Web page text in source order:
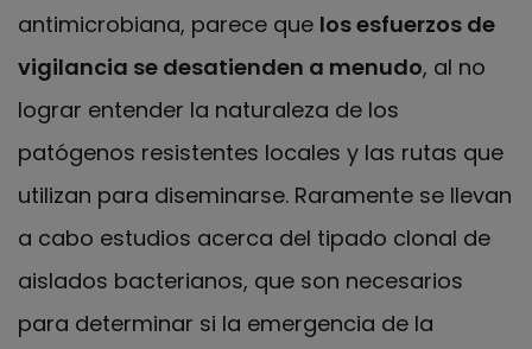
antimicrobiana, parece que los esfuerzos de
vigilancia se desatienden a menudo, al no
lograr entender la naturaleza de los
patógenos resistentes locales y las rutas que
utilizan para diseminarse. Raramente se llevan
a cabo estudios acerca del tipado clonal de
aislados bacterianos, que son necesarios
para determinar si la emergencia de la